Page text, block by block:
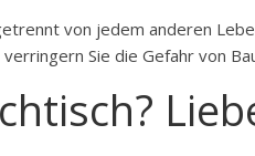
von jedem anderen
Sie die Gefahr von